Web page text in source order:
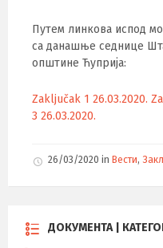
Путем линкова испод
са данашње седнице
општине Ћуприја:
Zaključak 1 26.03.2020.
3 26.03.2020.
26/03/2020 in Вести,
ДОКУМЕНТА |